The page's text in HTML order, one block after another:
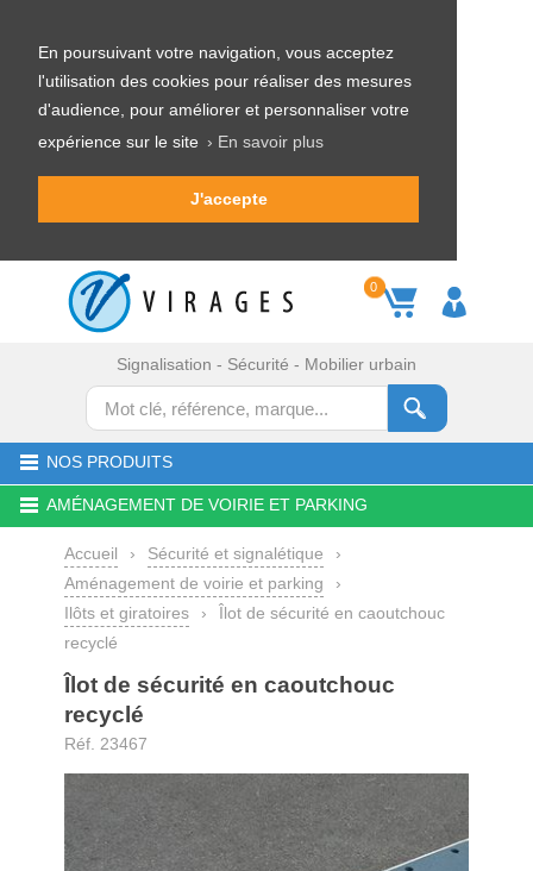
En poursuivant votre navigation, vous acceptez
l'utilisation des cookies pour réaliser des mesures
d'audience, pour améliorer et personnaliser votre
expérience sur le site › En savoir plus
J'accepte
0
Signalisation - Sécurité - Mobilier urbain
NOS PRODUITS
AMÉNAGEMENT DE VOIRIE ET PARKING
Accueil › Sécurité et signalétique
›
Aménagement de voirie et parking
›
Ilôts et giratoires
›
Îlot de sécurité en caoutchouc
recyclé
Îlot de sécurité en caoutchouc
recyclé
Réf. 23467